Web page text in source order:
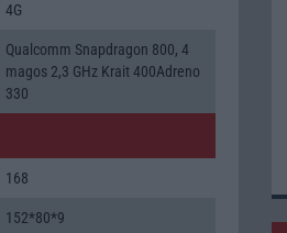
4G
Qualcomm Snapdragon 800, 4
magos 2,3 GHz Krait 400Adreno
330
168
152*80*9